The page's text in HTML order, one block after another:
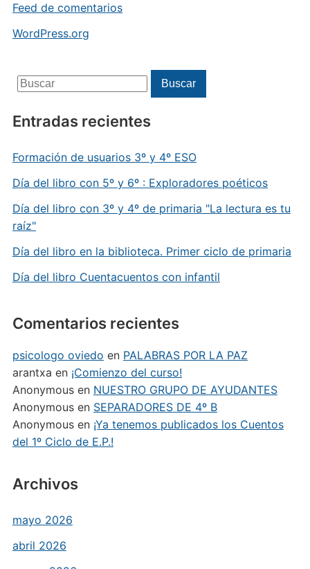
Feed de comentarios
WordPress.org
Buscar: Buscar
Entradas recientes
Formación de usuarios 3º y 4º ESO
Día del libro con 5º y 6º : Exploradores poéticos
Día del libro con 3º y 4º de primaria "La lectura es tu
raíz"
Día del libro en la biblioteca. Primer ciclo de primaria
Día del libro Cuentacuentos con infantil
Comentarios recientes
psicologo oviedo en PALABRAS POR LA PAZ
arantxa en ¡Comienzo del curso!
Anonymousen NUESTRO GRUPO DE AYUDANTES
Anonymousen SEPARADORES DE 4º B
Anonymousen ¡Ya tenemos publicados los Cuentos
del 1º Ciclo de E.P.!
Archivos
mayo 2026
abril 2026